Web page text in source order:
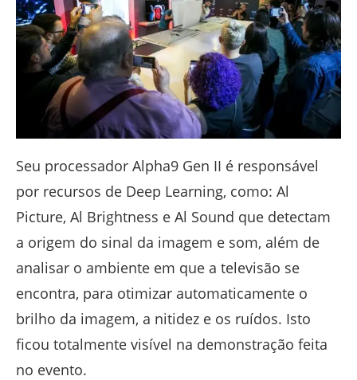
Seu processador Alpha9 Gen II é responsável
por recursos de Deep Learning, como: Al
Picture, Al Brightness e Al Sound que detectam
a origem do sinal da imagem e som, além de
analisar o ambiente em que a televisão se
encontra, para otimizar automaticamente o
brilho da imagem, a nitidez e os ruídos. Isto
ficou totalmente visível na demonstração feita
no evento.